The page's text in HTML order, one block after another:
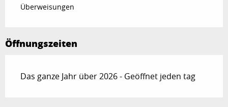
Überweisungen
Öffnungszeiten
Das ganze Jahr über 2026 - Geöffnet jeden tag